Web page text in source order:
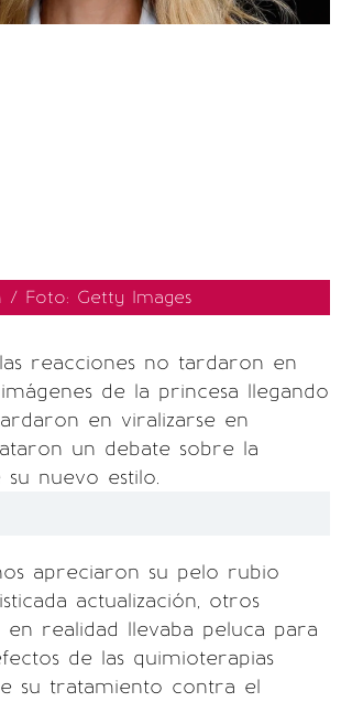
/ Foto: Getty Images
reacciones no tardaron en
de la princesa llegando
en viralizarse en
un debate sobre la
nuevo estilo.
apreciaron su pelo rubio
actualización, otros
en realidad llevaba peluca para
de las quimioterapias
su tratamiento contra el